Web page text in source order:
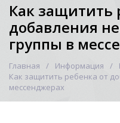
Как защитить
добавления
группы в
Главная Информация
Как защитить ребенка от
мессенджерах